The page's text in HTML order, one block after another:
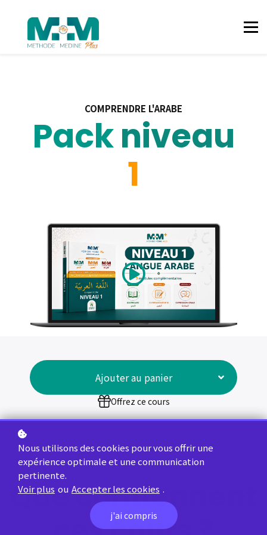
COMPRENDRE L'ARABE
Packniveau
1
Ajouter au panier
Offrez ce cours
Que contiennent
Nous utilisons des cookies pour vous offrir une
expérience optimale et une communication
pertinente.
Voir plus ou Accepter les cookies .
j'ai compris